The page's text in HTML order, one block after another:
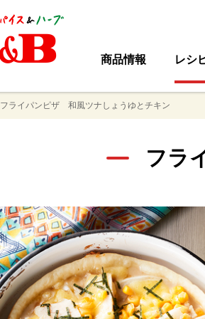
商品情報 レシ
フライパンピザ 和風ツナしょうゆとチキン
フラ